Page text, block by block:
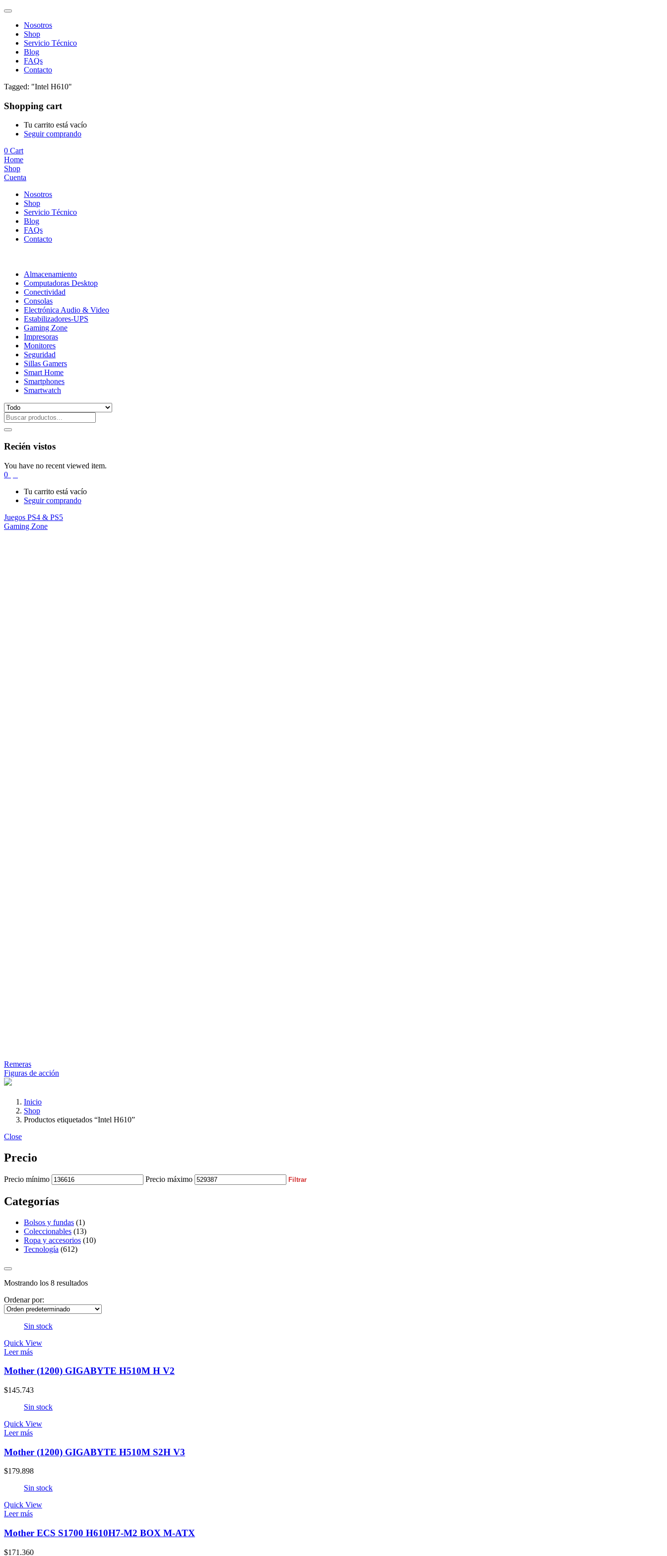
Nosotros
Shop
Servicio Técnico
Blog
FAQs
Contacto
Tagged: "Intel H610"
Shopping cart
Tu carrito está vacío
Seguir comprando
0 Cart
Home
Shop
Cuenta
Nosotros
Shop
Servicio Técnico
Blog
FAQs
Contacto
Almacenamiento
Computadoras Desktop
Conectividad
Consolas
Electrónica Audio & Video
Estabilizadores-UPS
Gaming Zone
Impresoras
Monitores
Seguridad
Sillas Gamers
Smart Home
Smartphones
Smartwatch
Recién vistos
You have no recent viewed item.
0
Tu carrito está vacío
Seguir comprando
Juegos PS4 & PS5
Gaming Zone
Remeras
Figuras de acción
Inicio
Shop
Productos etiquetados “Intel H610”
Close
Precio
Precio mínimo Precio máximo Filtrar
Categorías
Bolsos y fundas (1)
Coleccionables (13)
Ropa y accesorios (10)
Tecnología (612)
Mostrando los 8 resultados
Ordenar por:
Sin stock
Quick View
Leer más
Mother (1200) GIGABYTE H510M H V2
$145.743
Sin stock
Quick View
Leer más
Mother (1200) GIGABYTE H510M S2H V3
$179.898
Sin stock
Quick View
Leer más
Mother ECS S1700 H610H7-M2 BOX M-ATX
$171.360